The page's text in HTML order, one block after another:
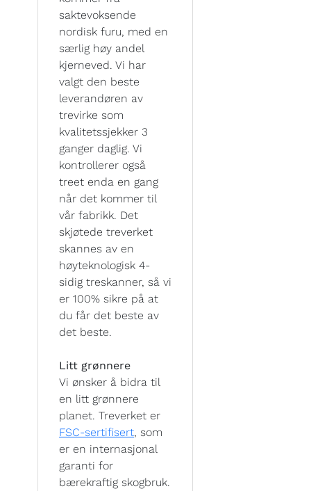
saktevoksende
nordisk furu, med en
særlig høy andel
kjerneved. Vi har
valgt den beste
leverandøren av
trevirke som
kvalitetssjekker 3
ganger daglig. Vi
kontrollerer også
treet enda en gang
når det kommer til
vår fabrikk. Det
skjøtede treverket
skannes av en
høyteknologisk 4-
sidig treskanner, så vi
er 100% sikre på at
du får det beste av
det beste.
Litt grønnere
Vi ønsker å bidra til
en litt grønnere
planet. Treverket er
FSC-sertifisert, som
er en internasjonal
garanti for
bærekraftig skogbruk.